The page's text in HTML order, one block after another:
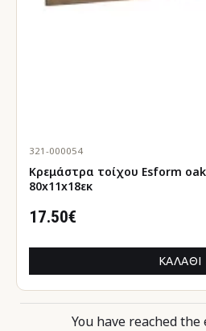
321-000054
Κρεμάστρα τοίχου Esform oak μελαμίνης
80x11x18εκ
17.50€
ΚΑΛΆΘΙ
You have reached